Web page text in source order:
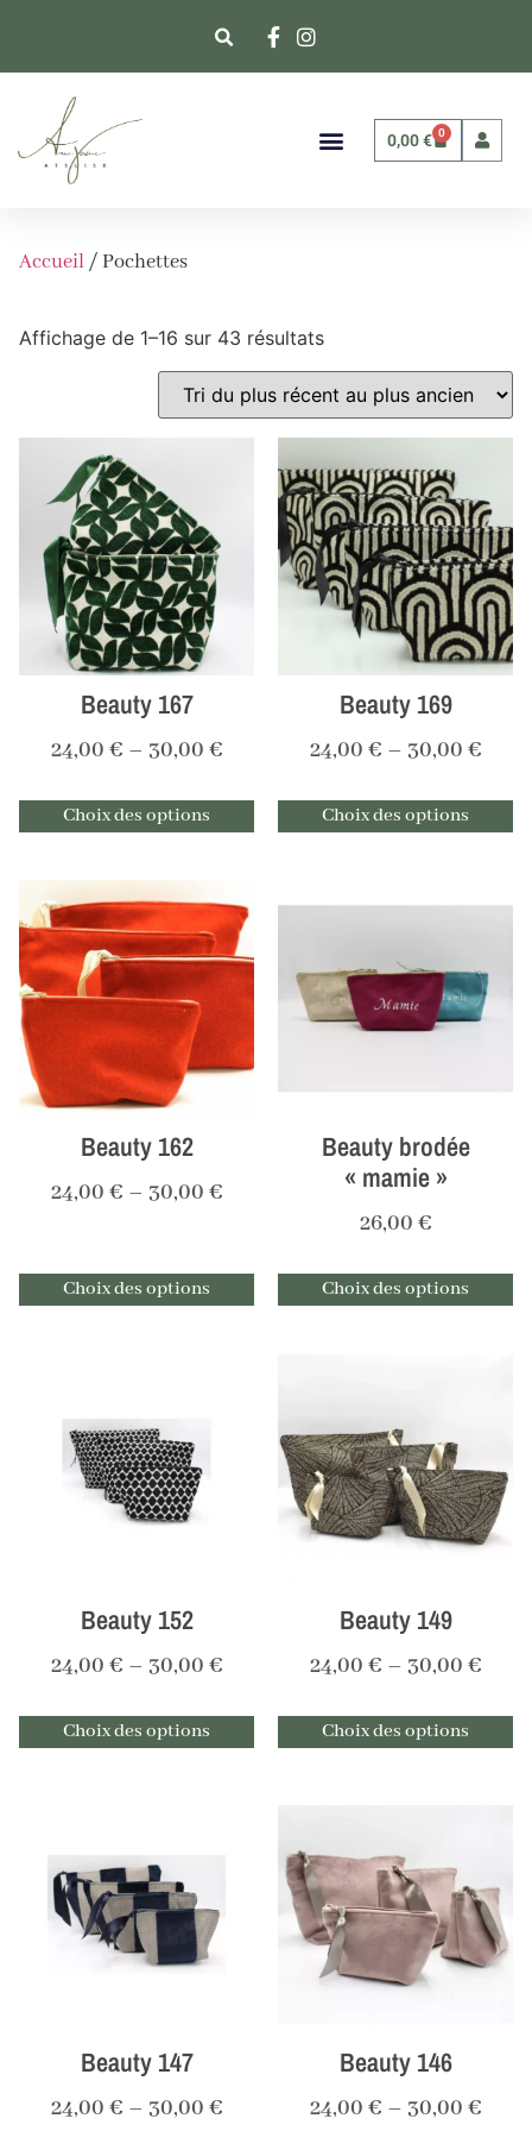
0,00€ 0
Accueil / Pochettes
Affichage de 1–16 sur 43 résultats
Beauty 167
24,00 € – 30,00 €
Choix des options
Beauty 169
24,00 € – 30,00 €
Choix des options
Beauty 162
24,00 € – 30,00 €
Choix des options
Beauty brodée
« mamie »
26,00 €
Choix des options
Beauty 152
24,00 € – 30,00 €
Choix des options
Beauty 149
24,00 € – 30,00 €
Choix des options
Beauty 147
24,00 € – 30,00 €
Beauty 146
24,00 € – 30,00 €